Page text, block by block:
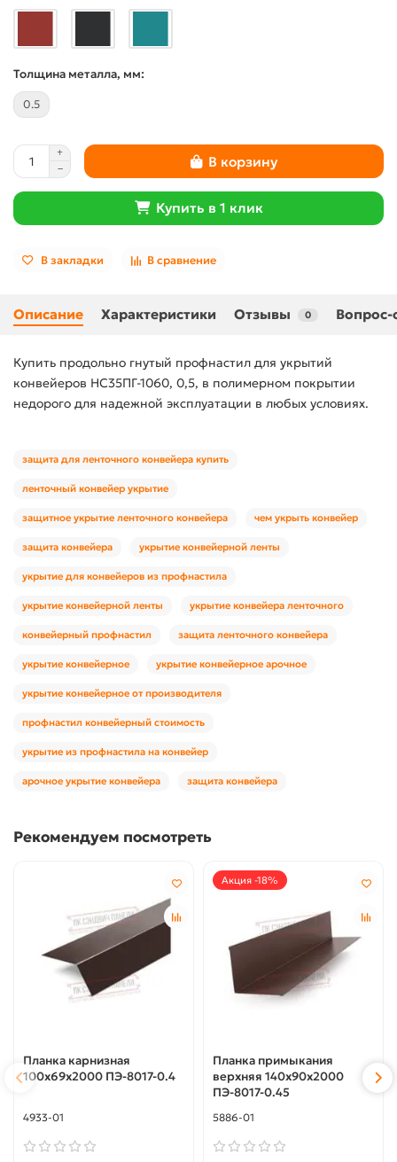
Толщина металла, мм:
0.5
В корзину
Купить в 1 клик
В закладки В сравнение
Описание Характеристики Отзывы 0 Вопрос-
Купить продольно гнутый профнастил для укрытий
конвейеров НС35ПГ-1060, 0,5, в полимерном покрытии
недорого для надежной эксплуатации в любых условиях.
защита для ленточного конвейера купить
ленточный конвейер укрытие
защитное укрытие ленточного конвейера чем укрыть конвейер
защита конвейера укрытие конвейерной ленты
укрытие для конвейеров из профнастила
укрытие конвейерной ленты укрытие конвейера ленточного
конвейерный профнастил защита ленточного конвейера
укрытие конвейерное укрытие конвейерное арочное
укрытие конвейерное от производителя
профнастил конвейерный стоимость
укрытие из профнастила на конвейер
арочное укрытие конвейера защита конвейера
Рекомендуем посмотреть
Планка карнизная
100х69х2000 ПЭ-8017-0.4
4933-01
Акция -18%
Планка примыкания
верхняя 140х90х2000
ПЭ-8017-0.45
5886-01